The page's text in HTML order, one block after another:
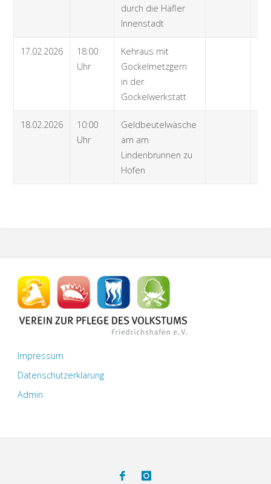
durch die Häfler
Innenstadt
17.02.2026
18:00
Uhr
Kehraus mit
Gockelmetzgern
in der
Gockelwerkstatt
18.02.2026
10:00
Uhr
Geldbeutelwäsche
am am
Lindenbrunnen zu
Hofen
Impressum
Datenschutzerklärung
Admin